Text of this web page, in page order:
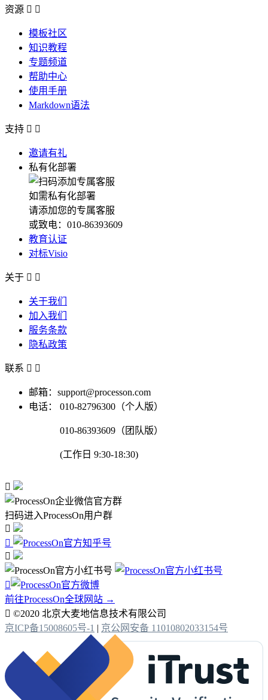
资源  
模板社区
知识教程
专题频道
帮助中心
使用手册
Markdown语法
支持  
邀请有礼
私有化部署
如需私有化部署
请添加您的专属客服
或致电：010-86393609
教育认证
对标Visio
关于  
关于我们
加入我们
服务条款
隐私政策
联系  
邮箱：support@processon.com
电话：
010-82796300（个人版）
010-86393609（团队版）
(工作日 9:30-18:30)

扫码进入ProcessOn用户群




前往ProcessOn全球网站 →
 ©2020 北京大麦地信息技术有限公司
京ICP备15008605号-1 | 京公网安备 11010802033154号